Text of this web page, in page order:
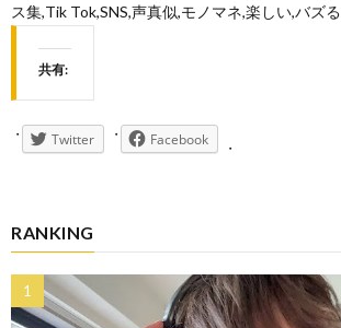
ス集,Tik Tok,SNS,声真似,モノマネ,楽しい,バズる
共有:
Twitter Facebook
RANKING